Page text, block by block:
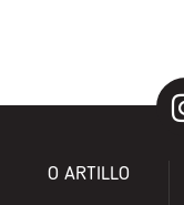
O ARTILLO